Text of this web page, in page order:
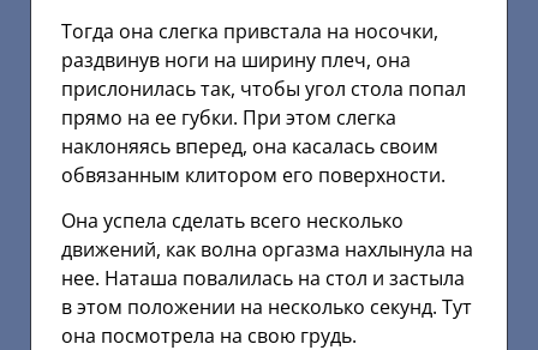
Тогда она слегка привстала на носочки,
раздвинув ноги на ширину плеч, она
прислонилась так, чтобы угол стола попал
прямо на ее губки. При этом слегка
наклоняясь вперед, она касалась своим
обвязанным клитором его поверхности.
Она успела сделать всего несколько
движений, как волна оргазма нахлынула на
нее. Наташа повалилась на стол и застыла
в этом положении на несколько секунд. Тут
она посмотрела на свою грудь.